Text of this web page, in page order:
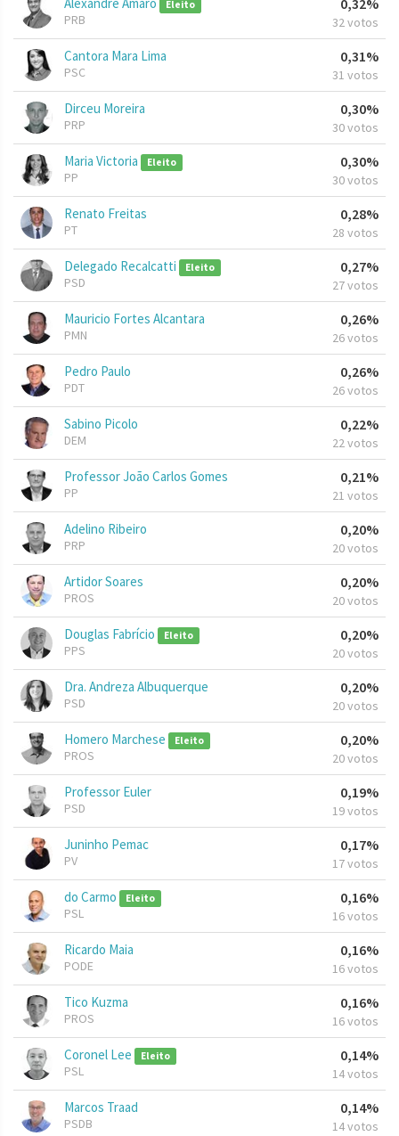
Eleito
PRB
0,32%
32 votos
Cantora Mara Lima
PSC
0,31%
31 votos
Dirceu Moreira
PRP
0,30%
30 votos
Maria Victoria Eleito
PP
0,30%
30 votos
Renato Freitas
PT
0,28%
28 votos
Delegado Recalcatti Eleito
PSD
0,27%
27 votos
Mauricio Fortes Alcantara
PMN
0,26%
26 votos
Pedro Paulo
PDT
0,26%
26 votos
Sabino Picolo
DEM
0,22%
22 votos
Professor João Carlos Gomes
PP
0,21%
21 votos
Adelino Ribeiro
PRP
0,20%
20 votos
Artidor Soares
PROS
0,20%
20 votos
Douglas Fabrício Eleito
PPS
0,20%
20 votos
Dra. Andreza Albuquerque
PSD
0,20%
20 votos
Homero Marchese Eleito
PROS
0,20%
20 votos
Professor Euler
PSD
0,19%
19 votos
Juninho Pemac
PV
0,17%
17 votos
do Carmo Eleito
PSL
0,16%
16 votos
Ricardo Maia
PODE
0,16%
16 votos
Tico Kuzma
PROS
0,16%
16 votos
Coronel Lee Eleito
PSL
0,14%
14 votos
Marcos Traad
PSDB
0,14%
14 votos